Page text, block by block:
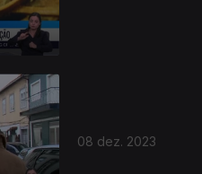
08 dez. 2023